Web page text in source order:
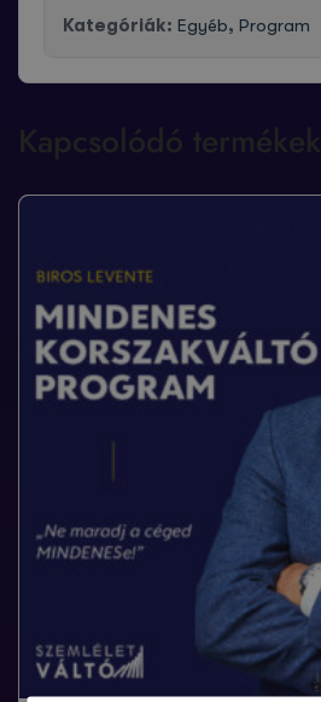
Kategóriák: Egyéb, Program
Kapcsolódó termékek